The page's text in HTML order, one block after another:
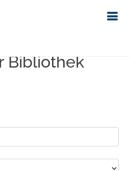
im Bestand
Bibliothek